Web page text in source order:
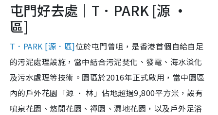
屯門好去處｜T．PARK [源 ·
區]
T．PARK [源．區]位於屯門曾咀，是香港首個自給自足
的污泥處理設施，當中結合污泥焚化、發電、海水淡化
及污水處理等技術。園區於2016年正式啟用，當中園區
內的戶外花園「源 · 林」佔地超過9,800平方米，設有
噴泉花園、悠閒花園、禪園、濕地花園，以及戶外足浴